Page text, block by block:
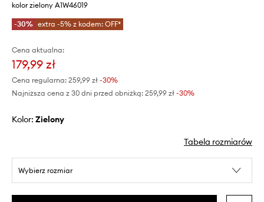
kolor zielony A1W46019
-30% extra -5% z kodem: OFF*
Cena aktualna:
179,99 zł
Cena regularna: 259,99 zł -30%
Najniższa cena z 30 dni przed obniżką: 259,99 zł -30%
Kolor: zielony
Tabela rozmiarów
Wybierz rozmiar